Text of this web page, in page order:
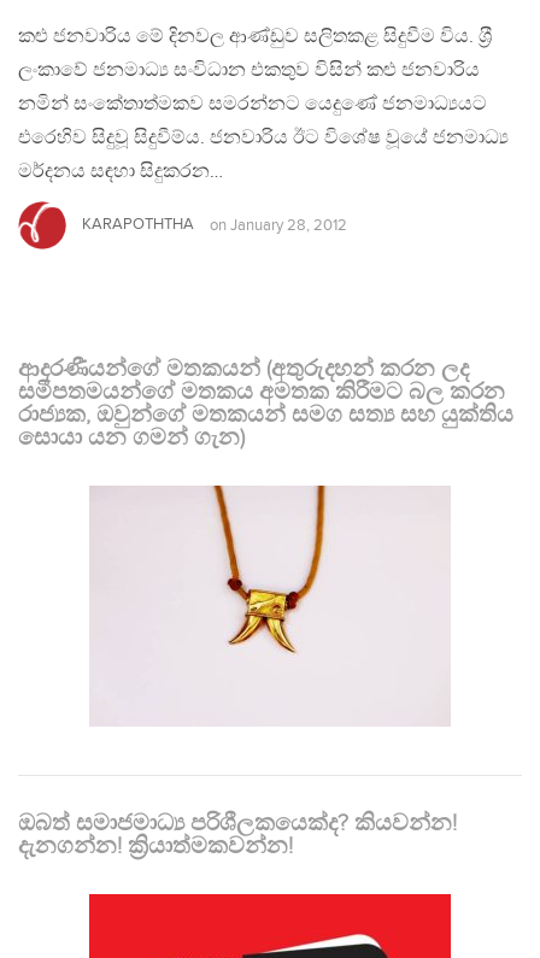
කළු ජනවාරිය මේ දිනවල ආණ්ඩුව සලිතකළ සිදුවීම විය. ශ‍්‍රී
ලංකාවේ ජනමාධ්‍ය සංවිධාන එකතුව විසින් කළු ජනවාරිය
නමින් සංකේතාත්මකව සමරන්නට යෙදුණේ ජනමාධ්‍යයට
එරෙහිව සිදුවූ සිදුවීම්ය. ජනවාරිය ඊට විශේෂ වූයේ ජනමාධ්‍ය
මර්දනය සඳහා සිදුකරන…
KARAPOTHTHA on January 28, 2012
ආදරණීයන්ගේ මතකයන් (අතුරුදහන් කරන ලද
සමීපතමයන්ගේ මතකය අමතක කිරීමට බල කරන
රාජ්‍යක, ඔවුන්ගේ මතකයන් සමග සත්‍ය සහ යුක්තිය
සොයා යන ගමන් ගැන)
ඔබත් සමාජමාධ්‍ය පරිශීලකයෙක්ද? කියවන්න!
දැනගන්න! ක්‍රියාත්මකවන්න!